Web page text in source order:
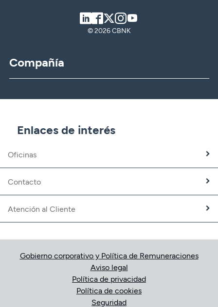
LinkedIn
Facebook
TwitterInstagram
© 2026 CBNK
Compañía
CBNK Gestión de Activos
Banca Partner
Trabaja con nosotros
Fundación CBNK
Enlaces de interés
Oficinas
Contacto
Atención al Cliente
Gobierno corporativo y Política de Remuneraciones
Aviso legal
Política de privacidad
Política de cookies
Seguridad